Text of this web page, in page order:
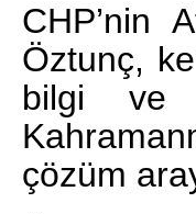
CHP’nin
Öztunç,
bilgi ve
çözüm